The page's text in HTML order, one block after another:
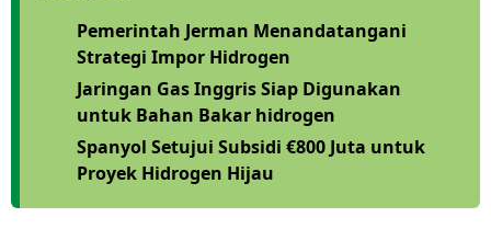
Pemerintah Jerman Menandatangani
Strategi Impor Hidrogen
Jaringan Gas Inggris Siap Digunakan
untuk Bahan Bakar hidrogen
Spanyol Setujui Subsidi €800 Juta untuk
Proyek Hidrogen Hijau